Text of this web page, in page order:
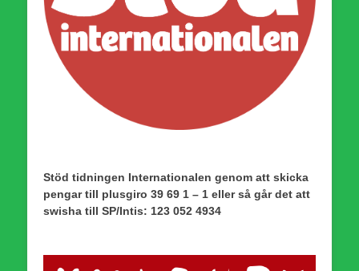
Stöd tidningen Internationalen genom att skicka
pengar till plusgiro 39 69 1 – 1 eller så går det att
swisha till SP/Intis: 123 052 4934